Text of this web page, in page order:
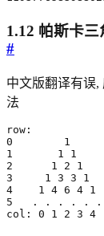
1.12 帕斯卡三
#
中文版翻译有误,
法
0
1
1
1
1
2
1 2
1
3
1 3 3
1
4
1 4 6 4 1
5
col: 0 1 2 3 4